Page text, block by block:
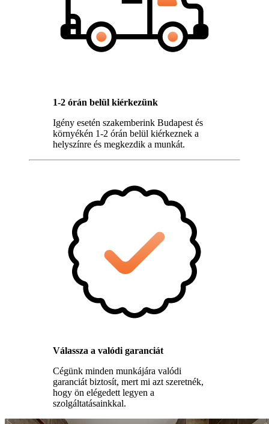
1-2 órán belül kiérkezünk
Igény esetén szakemberink Budapest és
környékén 1-2 órán belül kiérkeznek a
helyszínre és megkezdik a munkát.
Válassza a valódi garanciát
Cégünk minden munkájára valódi
garanciát biztosít, mert mi azt szeretnék,
hogy ön elégedett legyen a
szolgáltatásainkkal.